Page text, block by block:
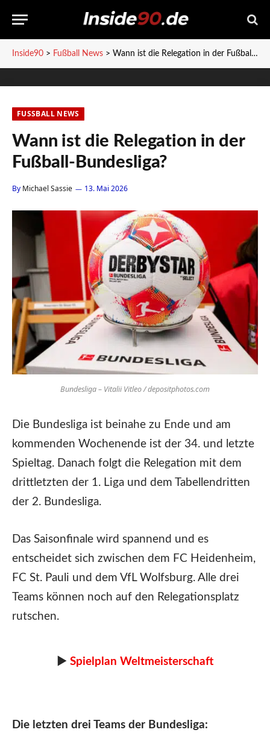
Inside90 > Fußball News > Wann ist die Relegation in der Fußball-Bundesliga?
FUSSBALL NEWS
Wann ist die Relegation in der
Fußball-Bundesliga?
By Michael Sassie 13. Mai 2026
Bundesliga – Vitalii Vitleo / depositphotos.com
Die Bundesliga ist beinahe zu Ende und am
kommenden Wochenende ist der 34. und letzte
Spieltag. Danach folgt die Relegation mit dem
drittletzten der 1. Liga und dem Tabellendritten
der 2. Bundesliga.
Das Saisonfinale wird spannend und es
entscheidet sich zwischen dem FC Heidenheim,
FC St. Pauli und dem VfL Wolfsburg. Alle drei
Teams können noch auf den Relegationsplatz
rutschen.
► Spielplan Weltmeisterschaft
Die letzten drei Teams der Bundesliga: